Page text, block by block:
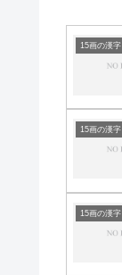
15画の漢字
15画の漢字
15画の漢字